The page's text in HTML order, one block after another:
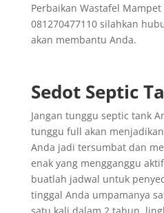
Perbaikan Wastafel
081270477110 silahkan
akan membantu Anda.
Sedot Septic
Jangan tunggu septic tank
tunggu full akan
Anda jadi tersumbat dan
enak yang mengganggu
buatlah jadwal untuk
tinggal Anda umpamanya
satu kali dalam 2 tahun,